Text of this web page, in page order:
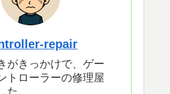
repair
がきっかけで、ゲー
トローラーの修理屋